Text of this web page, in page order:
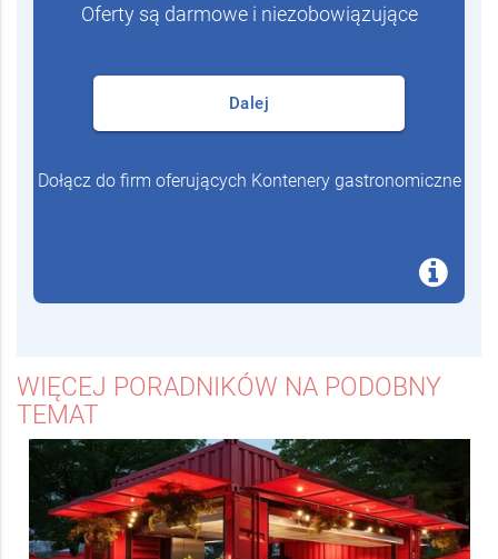
Oferty są darmowe i niezobowiązujące
Dalej
Dołącz do firm oferujących Kontenery gastronomiczne
WIĘCEJ PORADNIKÓW NA PODOBNY
TEMAT